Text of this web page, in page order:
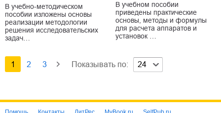
В учебно-методическом
пособии изложены основы
реализации методологии
решения исследовательских
задач…
В учебном пособии
приведены практические
основы, методы и формулы
для расчета аппаратов и
установок …
1 2 3 Показывать по: 24